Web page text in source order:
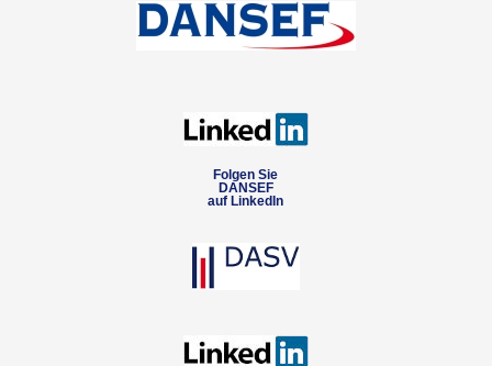
Folgen Sie
DANSEF
auf LinkedIn